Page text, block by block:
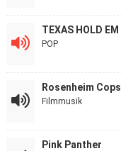
TEXAS HOLD EM
POP
Rosenheim Cops
Filmmusik
Pink Panther